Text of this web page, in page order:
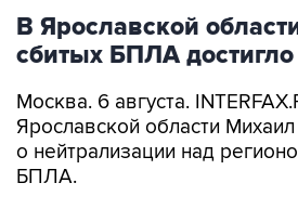
В Ярославской
сбитых БПЛА
Москва. 6 августа.
Ярославской области
о нейтрализации над
БПЛА.